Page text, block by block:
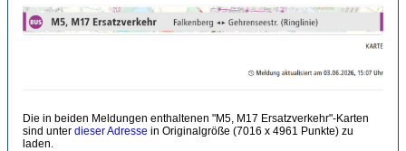
Die in beiden Meldungen enthaltenen "M5, M17 Ersatzverkehr"-Karten
sind unter dieser Adresse in Originalgröße (7016 x 4961 Punkte) zu
laden.